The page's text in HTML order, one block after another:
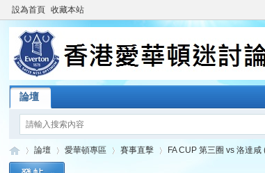
設為首頁 收藏本站
論壇
論壇 愛華頓專區 賽事直擊 FA CUP 第三圈 vs 洛達咸